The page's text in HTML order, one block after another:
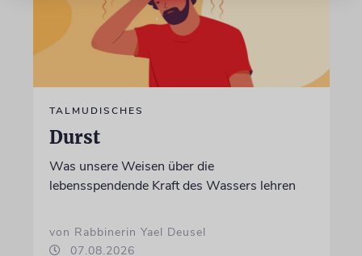
TALMUDISCHES
Durst
Was unsere Weisen über die
lebensspendende Kraft des Wassers lehren
von Rabbinerin Yael Deusel
07.08.2026